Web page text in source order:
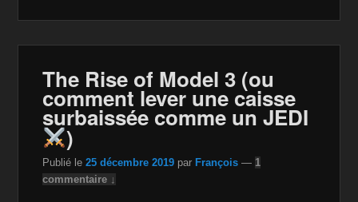
o
k
W
is
Li
k
The Rise of Model 3 (ou
comment lever une caisse
surbaissée comme un JEDI
)
Publié le25 décembre 2019 par François — 1
commentaire ↓